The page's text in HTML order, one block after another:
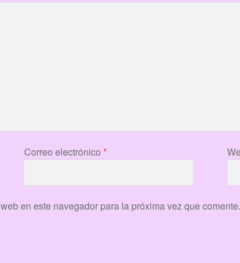
Correo electrónico *
en este navegador para la próxima vez que comente.